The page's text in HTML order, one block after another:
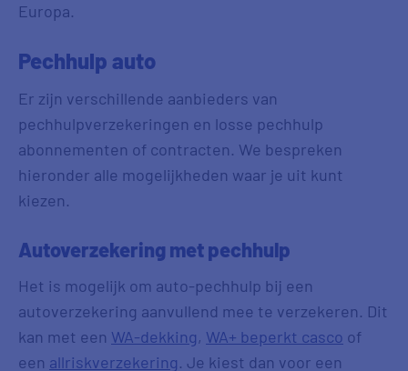
Europa.
Pechhulp auto
Er zijn verschillende aanbieders van
pechhulpverzekeringen en losse pechhulp
abonnementen of contracten. We bespreken
hieronder alle mogelijkheden waar je uit kunt
kiezen.
Autoverzekering met pechhulp
Het is mogelijk om auto-pechhulp bij een
autoverzekering aanvullend mee te verzekeren. Dit
kan met een WA-dekking, WA+ beperkt casco of
een allriskverzekering. Je kiest dan voor een